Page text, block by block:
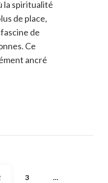
la spiritualité
de place,
de
Ce
ancré
PAGE
3 …